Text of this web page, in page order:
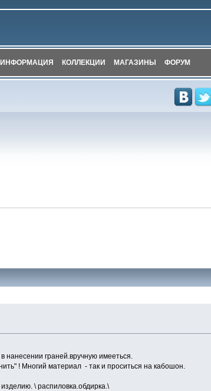
ИНФОРМАЦИЯ КОЛЛЕКЦИИ МАГАЗИНЫ ФОРУМ
нанесении граней.вручную имееться.
! Многий материал - так и проситься на кабошон.
\ распиловка.обдирка.\